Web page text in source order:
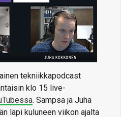
tekniikkapodcast
klo 15 live-
. Sampsa ja Juha
läpi kuluneen viikon ajalta